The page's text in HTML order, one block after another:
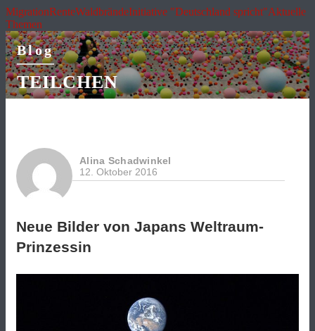
MigrationRenteWaldbrändeInitiative "Deutschland spricht"Aktuelle
Themen
Blog
TEILCHEN
Alina Schadwinkel
12. Oktober 2016
Neue Bilder von Japans Weltraum-
Prinzessin